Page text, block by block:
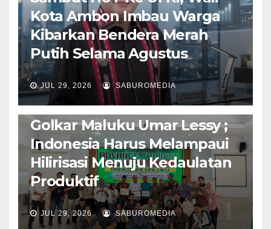
Kota Ambon Imbau Warga
Kibarkan Bendera Merah
Putih Selama Agustus
JUL 29, 2026 SABUROMEDIA
AMBON METRO JURNALISME AKTIVIS
PENDIDIKAN & OLAHRAGA THE MOLUCCAS
Isi Materi LK-III HMI, Ketua
Golkar Maluku Umar Lessy ;
Indonesia Harus Melampaui
Hilirisasi Menuju Kedaulatan
Produktif
JUL 29, 2026 SABUROMEDIA